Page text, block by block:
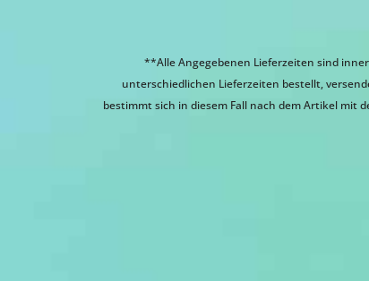
**Alle Angegebenen Lieferzeiten sind
unterschiedlichen Lieferzeiten bestellt,
bestimmt sich in diesem Fall nach dem Artikel mit